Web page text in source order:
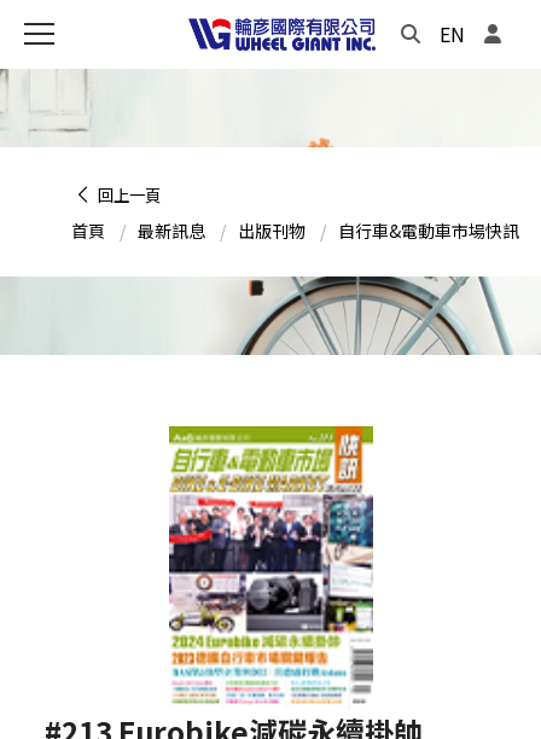
EN
回上一頁
首頁 最新訊息 出版刊物 自行車&電動車市場快訊